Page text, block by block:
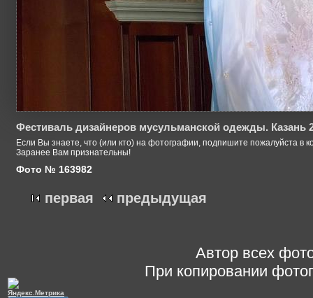
Фестиваль дизайнеров мусульманской одежды. Казань
Если Вы знаете, что (или кто) на фотографии, подпишите пожалуйста в
Заранее Вам признательны!
Фото № 163982
первая предыдущая
Автор всех
При копировании